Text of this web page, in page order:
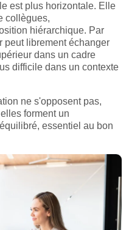
est plus horizontale. Elle
collègues,
hiérarchique. Par
peut librement échanger
dans un cadre
difficile dans un contexte
ne s'opposent pas,
forment un
essentiel au bon